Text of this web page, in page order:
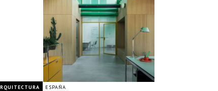
ESPAÑA